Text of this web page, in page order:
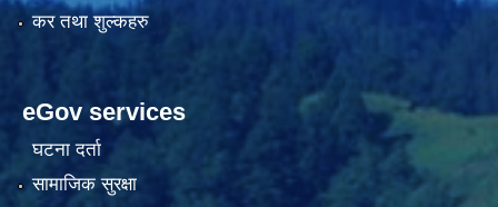
कर तथा शुल्कहरु
eGov services
घटना दर्ता
सामाजिक सुरक्षा